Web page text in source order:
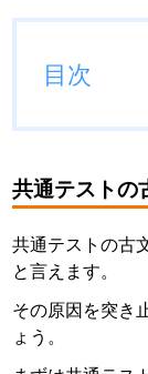
目次
共通テストの
共通テストの古
と言えます。
その原因を突き
ょう。